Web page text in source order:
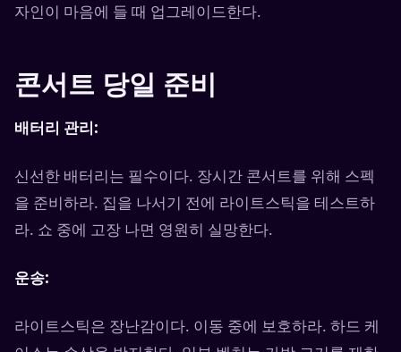
자인이 마음에 들 때 업그레이드한다.
콘서트 당일 준비
배터리 관리:
신선한 배터리는 필수이다. 장시간 콘서트를 위해 스펙
을 준비하라. 집을 나서기 전에 라이트스틱을 테스트하
라. 쇼 중에 고장 나면 영원히 실망한다.
운송:
라이트스틱은 장난감이다. 이동 중에 보호하라. 하드 케